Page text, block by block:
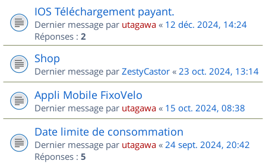
IOS Téléchargement payant.
Dernier message par utagawa « 12 déc. 2024, 14:24
Réponses : 2
Shop
Dernier message par ZestyCastor « 23 oct. 2024, 13:14
Appli Mobile FixoVelo
Dernier message par utagawa « 15 oct. 2024, 08:38
Date limite de consommation
Dernier message par utagawa « 24 sept. 2024, 20:42
Réponses : 5